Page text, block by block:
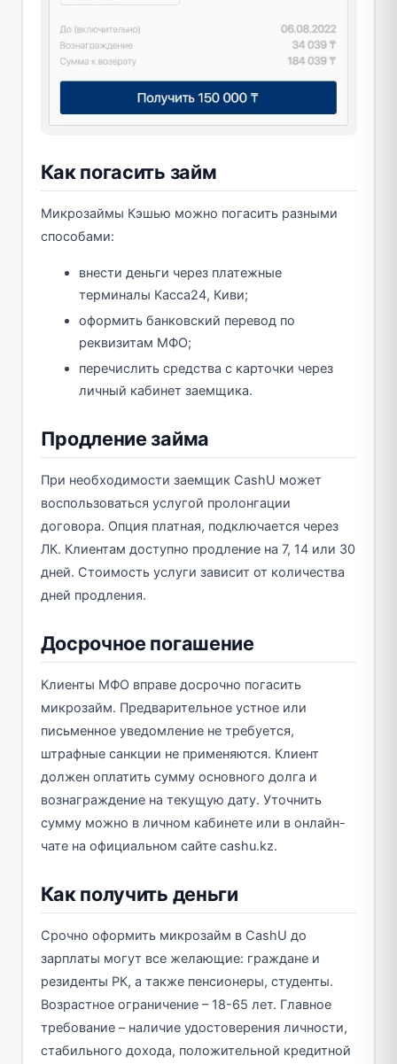
Как погасить займ
Микрозаймы Кэшью можно погасить разными
способами:
внести деньги через платежные
терминалы Касса24, Киви;
оформить банковский перевод по
реквизитам МФО;
перечислить средства с карточки через
личный кабинет заемщика.
Продление займа
При необходимости заемщик CashU может
воспользоваться услугой пролонгации
договора. Опция платная, подключается через
ЛК. Клиентам доступно продление на 7, 14 или 30
дней. Стоимость услуги зависит от количества
дней продления.
Досрочное погашение
Клиенты МФО вправе досрочно погасить
микрозайм. Предварительное устное или
письменное уведомление не требуется,
штрафные санкции не применяются. Клиент
должен оплатить сумму основного долга и
вознаграждение на текущую дату. Уточнить
сумму можно в личном кабинете или в онлайн-
чате на официальном сайте cashu.kz.
Как получить деньги
Срочно оформить микрозайм в CashU до
зарплаты могут все желающие: граждане и
резиденты РК, а также пенсионеры, студенты.
Возрастное ограничение – 18-65 лет. Главное
требование – наличие удостоверения личности,
стабильного дохода, положительной кредитной